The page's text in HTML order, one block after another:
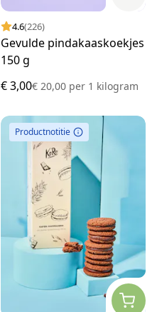
4.6(226)
Gevulde pindakaaskoekjes
150 g
€ 3,00€ 20,00 per 1 kilogram
Productnotitie